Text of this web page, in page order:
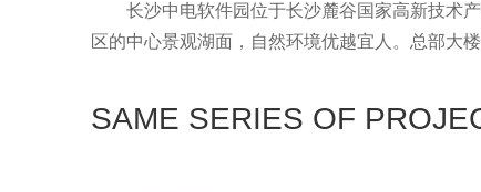
长沙中电软件园位于长沙麓谷国家高新技术
区的中心景观湖面，自然环境优越宜人。总部大
SAME SERIES OF